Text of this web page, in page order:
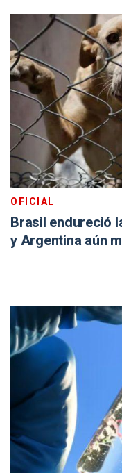
OFICIAL
Brasil endureció
y Argentina aún